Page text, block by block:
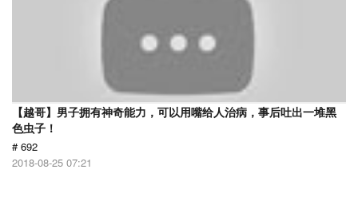
【越哥】男子拥有神奇能力，可以用嘴给人治病，事后吐出一堆黑
色虫子！
# 692
2018-08-25 07:21